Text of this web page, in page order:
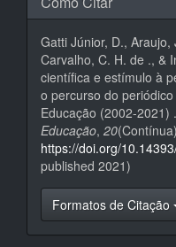
Gatti Júnior, D., Araujo,
Carvalho, C. H. de ., &
científica e estímulo à
o percurso do
Educação (2002-2021) .
Educação, 20
https://doi.org/
published 2021)
Formatos de Citação